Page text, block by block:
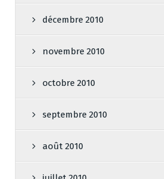
décembre 2010
novembre 2010
octobre 2010
septembre 2010
août 2010